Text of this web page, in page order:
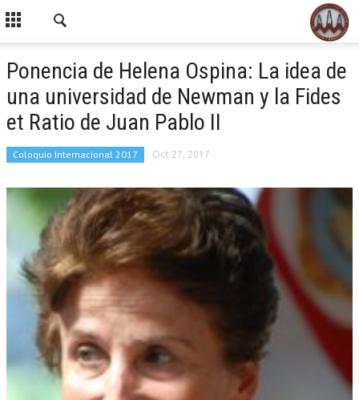
Ponencia de Helena Ospina: La idea de
una universidad de Newman y la Fides
et Ratio de Juan Pablo II
Coloquio Internacional 2017 Oct 27, 2017